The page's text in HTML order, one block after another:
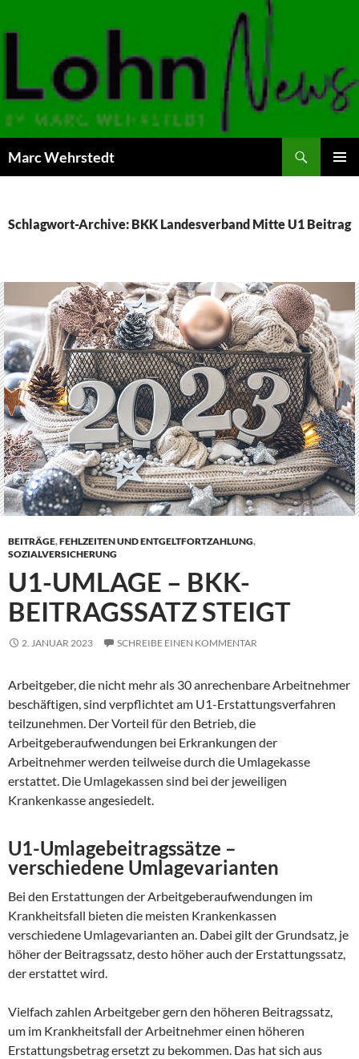
Marc Wehrstedt
Schlagwort-Archive: BKK Landesverband Mitte U1 Beitrag
BEITRÄGE,FEHLZEITEN UND ENTGELTFORTZAHLUNG,
SOZIALVERSICHERUNG
U1-UMLAGE – BKK-
BEITRAGSSATZ STEIGT
2. JANUAR 2023 SCHREIBE EINEN KOMMENTAR
Arbeitgeber, die nicht mehr als 30 anrechenbare Arbeitnehmer
beschäftigen, sind verpflichtet am U1-Erstattungsverfahren
teilzunehmen. Der Vorteil für den Betrieb, die
Arbeitgeberaufwendungen bei Erkrankungen der
Arbeitnehmer werden teilweise durch die Umlagekasse
erstattet. Die Umlagekassen sind bei der jeweiligen
Krankenkasse angesiedelt.
U1-Umlagebeitragssätze –
verschiedene Umlagevarianten
Bei den Erstattungen der Arbeitgeberaufwendungen im
Krankheitsfall bieten die meisten Krankenkassen
verschiedene Umlagevarianten an. Dabei gilt der Grundsatz, je
höher der Beitragssatz, desto höher auch der Erstattungssatz,
der erstattet wird.
Vielfach zahlen Arbeitgeber gern den höheren Beitragssatz,
um im Krankheitsfall der Arbeitnehmer einen höheren
Erstattungsbetrag ersetzt zu bekommen. Das hat sich aus